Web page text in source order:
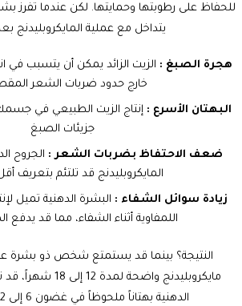
للحفاظ على رطوبتها وحمايتها. لكن عندما تفرز
يتداخل مع عملية المايكروبليدنج
هجرة الصبغ : الزيت الزائد يمكن أن يتسبب في
خارج حدود ضربات الشعر
البهتان الأسرع : إنتاج الزيت الطبيعي في
جزيئات الصبغ
ضعف الاحتفاظ بضربات الشعر : الجروح
المايكروبليدنج قد تلتئم بتعريف
زيادة سوائل الشفاء : البشرة الدهنية تميل
اللمفاوية أثناء الشفاء، مما قد يدفع
النتيجة؟ بينما قد يستمتع شخص ذو بشرة
مايكروبليدنج
واضحة لمدة 12
الدهنية بهتاناً ملحوظاً في غضون 6 إلى 12 شهراً فقط.